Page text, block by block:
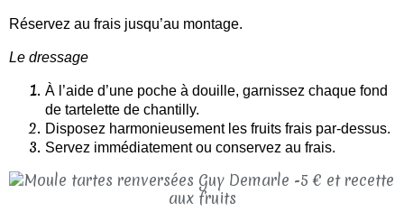
Réservez au frais jusqu’au montage.
Le dressage
À l’aide d’une poche à douille, garnissez chaque fond
de tartelette de chantilly.
Disposez harmonieusement les fruits frais par-dessus.
Servez immédiatement ou conservez au frais.